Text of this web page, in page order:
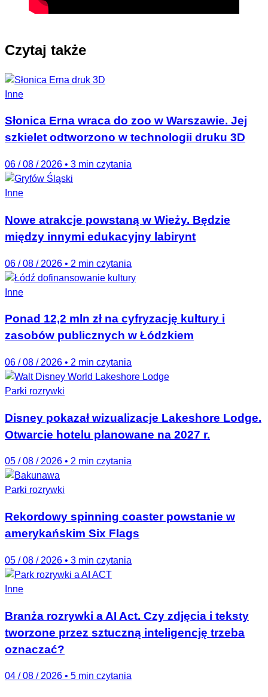
Czytaj także
Inne
Słonica Erna wraca do zoo w Warszawie. Jej
szkielet odtworzono w technologii druku 3D
06 / 08 / 2026 • 3 min czytania
Inne
Nowe atrakcje powstaną w Wieży. Będzie
między innymi edukacyjny labirynt
06 / 08 / 2026 • 2 min czytania
Inne
Ponad 12,2 mln zł na cyfryzację kultury i
zasobów publicznych w Łódzkiem
06 / 08 / 2026 • 2 min czytania
Parki rozrywki
Disney pokazał wizualizacje Lakeshore Lodge.
Otwarcie hotelu planowane na 2027 r.
05 / 08 / 2026 • 2 min czytania
Parki rozrywki
Rekordowy spinning coaster powstanie w
amerykańskim Six Flags
05 / 08 / 2026 • 3 min czytania
Inne
Branża rozrywki a AI Act. Czy zdjęcia i teksty
tworzone przez sztuczną inteligencję trzeba
oznaczać?
04 / 08 / 2026 • 5 min czytania